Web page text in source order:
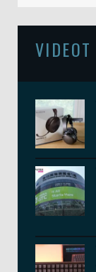
VIDEOT